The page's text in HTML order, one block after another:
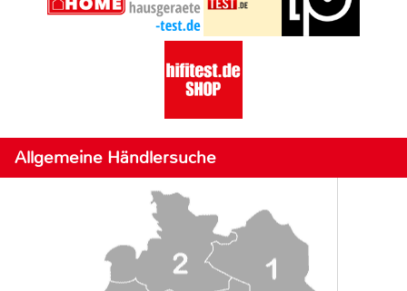
Allgemeine Händlersuche